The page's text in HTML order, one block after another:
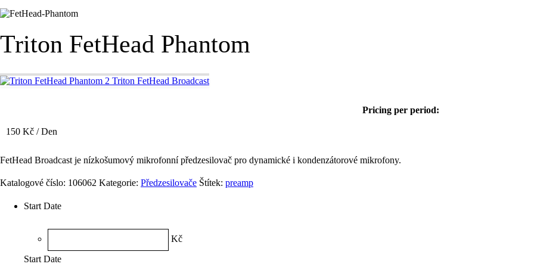
Triton FetHead Phantom
Triton FetHead Broadcast
Pricing per period:
150 Kč / Den
FetHead Broadcast je nízkošumový mikrofonní předzesilovač pro dynamické i kondenzátorové mikrofony.
Katalogové číslo: 106062 Kategorie: Předzesilovače Štítek: preamp
Start Date
Kč
Start Date